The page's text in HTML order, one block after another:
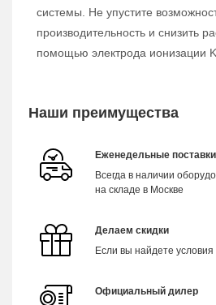
системы. Не упустите
производительность и снизить
помощью электрода ионизации
Наши преимущества
Еженедельные поставки
Всегда в наличии
на складе в Москве
Делаем скидки
Если вы найдете
Официальный дилер